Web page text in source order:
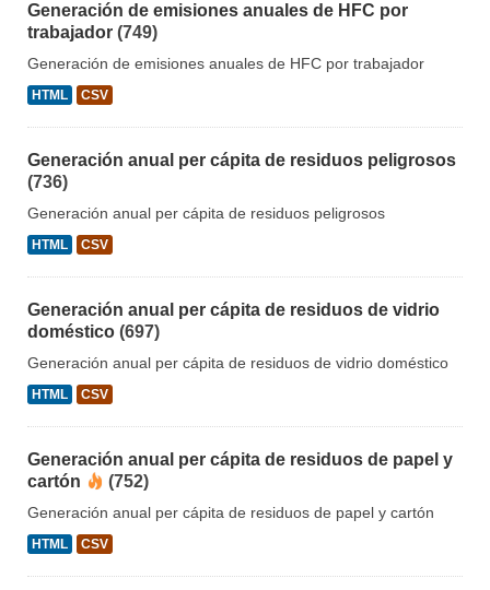
Generación de emisiones anuales de HFC por
trabajador (749)
Generación de emisiones anuales de HFC por trabajador
HTML CSV
Generación anual per cápita de residuos peligrosos
(736)
Generación anual per cápita de residuos peligrosos
HTML CSV
Generación anual per cápita de residuos de vidrio
doméstico (697)
Generación anual per cápita de residuos de vidrio doméstico
HTML CSV
Generación anual per cápita de residuos de papel y
cartón
(752)
Generación anual per cápita de residuos de papel y cartón
HTML CSV